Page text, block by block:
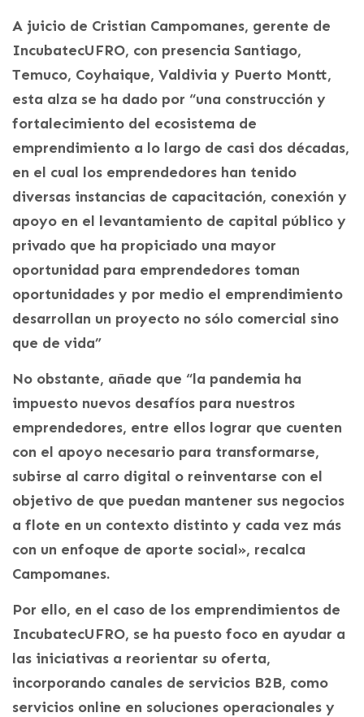
A juicio de Cristian Campomanes, gerente de
IncubatecUFRO, con presencia Santiago,
Temuco, Coyhaique, Valdivia y Puerto Montt,
esta alza se ha dado por “una construcción y
fortalecimiento del ecosistema de
emprendimiento a lo largo de casi dos décadas,
en el cual los emprendedores han tenido
diversas instancias de capacitación, conexión y
apoyo en el levantamiento de capital público y
privado que ha propiciado una mayor
oportunidad para emprendedores toman
oportunidades y por medio el emprendimiento
desarrollan un proyecto no sólo comercial sino
que de vida”
No obstante, añade que “la pandemia ha
impuesto nuevos desafíos para nuestros
emprendedores, entre ellos lograr que cuenten
con el apoyo necesario para transformarse,
subirse al carro digital o reinventarse con el
objetivo de que puedan mantener sus negocios
a flote en un contexto distinto y cada vez más
con un enfoque de aporte social», recalca
Campomanes.
Por ello, en el caso de los emprendimientos de
IncubatecUFRO, se ha puesto foco en ayudar a
las iniciativas a reorientar su oferta,
incorporando canales de servicios B2B, como
servicios online en soluciones operacionales y